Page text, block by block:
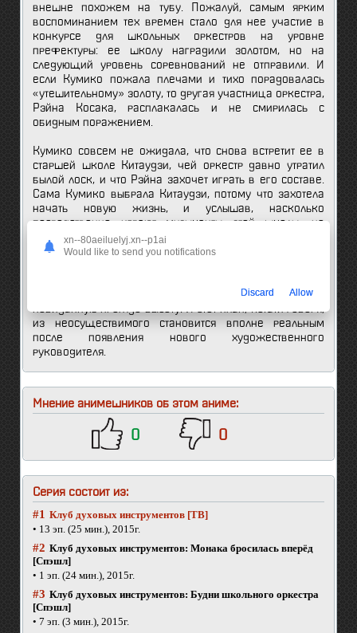
внешне похожем на тубу. Пожалуй, самым ярким
воспоминанием тех времен стало для нее участие в
конкурсе для школьных оркестров на уровне
префектуры: ее школу наградили золотом, но на
следующий уровень соревнований не отправили. И
если Кумико пожала плечами и тихо порадовалась
«утешительному» золоту, то другая участница оркестра,
Рэйна Косака, расплакалась и не смирилась с
обидным поражением.
Кумико совсем не ожидала, что снова встретит ее в
старшей школе Китаудзи, чей оркестр давно утратил
былой лоск, и что Рэйна захочет играть в его составе.
Сама Кумико выбрала Китаудзи, потому что захотела
начать новую жизнь, и услышав, насколько
посредственно играют музыканты этой школы, не
воспылала желанием к ним присоединиться. Однако
новые подруги – Сапфир (или просто Мидори),
в оркестре Китаудзи, «спасти» его и поднять на
невиданную прежде высоту. И этот план, кстати говоря,
из неосуществимого становится вполне реальным
после появления нового художественного
руководителя.
Мнение анимешников об этом аниме:
0 0
Серия состоит из:
#1 Клуб духовых инструментов [ТВ]
• 13 эп. (25 мин.), 2015г.
#2 Клуб духовых инструментов: Монака бросилась вперёд
[Спэшл]
• 1 эп. (24 мин.), 2015г.
#3 Клуб духовых инструментов: Будни школьного оркестра
[Спэшл]
• 7 эп. (3 мин.), 2015г.
xn--80aeiluelyj.xn--p1ai
Would like to send you notifications
Discard Allow